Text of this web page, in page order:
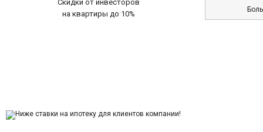
Скидки от инвесторов
на квартиры до 10%